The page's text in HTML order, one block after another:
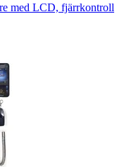
med LCD, fjärrkontroll